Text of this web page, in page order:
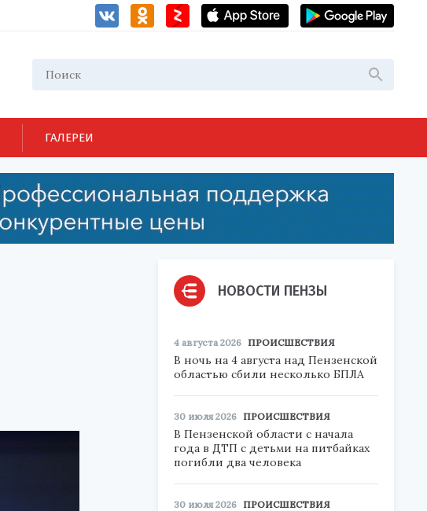
ГАЛЕРЕИ
НОВОСТИ ПЕНЗЫ
4 августа 2026 ПРОИСШЕСТВИЯ
В ночь на 4 августа над Пензенской
областью сбили несколько БПЛА
30 июля 2026 ПРОИСШЕСТВИЯ
В Пензенской области с начала
года в ДТП с детьми на питбайках
погибли два человека
30 июля 2026 ПРОИСШЕСТВИЯ